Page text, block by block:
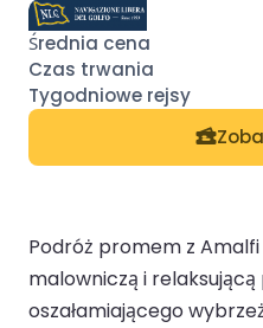
Podróż promem z
malowniczą i relaksującą
oszałamiającego